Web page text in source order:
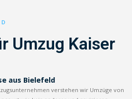
Umzug Kaiser
aus Bielefeld
verstehen wir Umzüge von